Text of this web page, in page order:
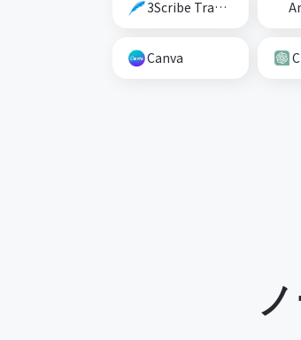
3Scribe Transcription
Canva